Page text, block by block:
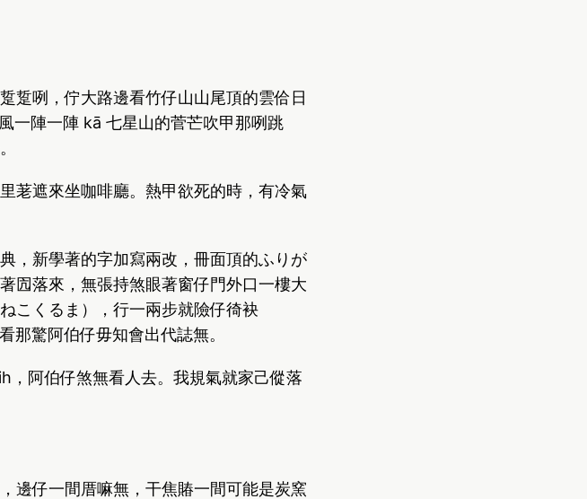
踅咧，佇大路邊看竹仔山山尾頂的雲佮日
一陣一陣 kā 七星山的菅芒吹甲那咧跳
荖遮來坐咖啡廳。熱甲欲死的時，有冷氣
，新學著的字加寫兩改，冊面頂的ふりが
囥落來，無張持煞眼著窗仔門外口一樓大
こくるま），行一兩步就險仔徛袂
那驚阿伯仔毋知會出代誌無。
，阿伯仔煞無看人去。我規氣就家己傱落
邊仔一間厝嘛無，干焦賰一間可能是炭窯